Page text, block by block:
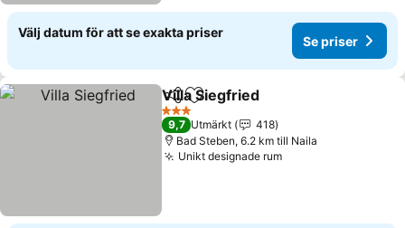
Välj datum för att se exakta priser
Se priser
Dela Lägg till i Mina Favoriter
Villa Siegfried
3 Stjärnor
9,7 Utmärkt
418
Bad Steben, 6.2 km till Naila
Unikt designade rum